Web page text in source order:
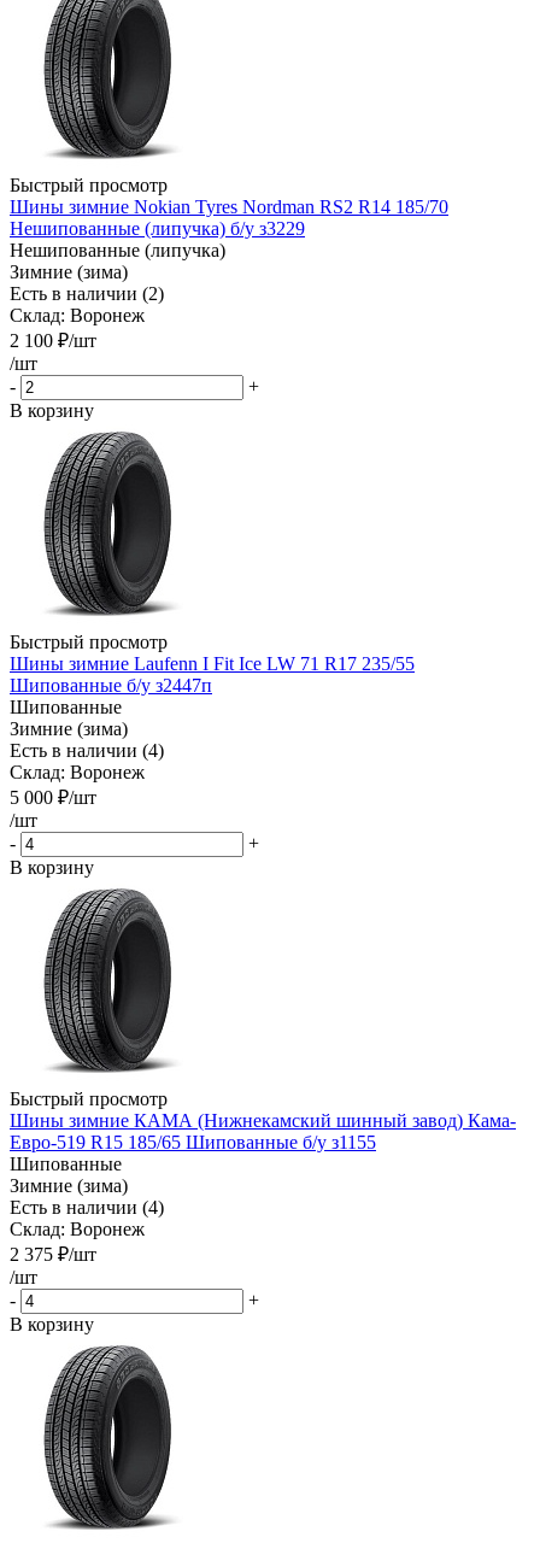
Быстрый просмотр
Шины зимние Nokian Tyres Nordman RS2 R14 185/70
Нешипованные (липучка) б/у з3229
Нешипованные (липучка)
Зимние (зима)
Есть в наличии (2)
Склад: Воронеж
2 100 ₽/шт
/шт
-
+
В корзину
Быстрый просмотр
Шины зимние Laufenn I Fit Ice LW 71 R17 235/55
Шипованные б/у з2447п
Шипованные
Зимние (зима)
Есть в наличии (4)
Склад: Воронеж
5 000 ₽/шт
/шт
-
+
В корзину
Быстрый просмотр
Шины зимние КАМА (Нижнекамский шинный завод) Кама-
Евро-519 R15 185/65 Шипованные б/у з1155
Шипованные
Зимние (зима)
Есть в наличии (4)
Склад: Воронеж
2 375 ₽/шт
/шт
-
+
В корзину